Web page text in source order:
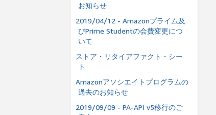
お知らせ
2019/04/12 - Amazonプライム及
びPrime Studentの会費変更につ
いて
ストア・リタイアファクト・シー
ト
Amazonアソシエイトプログラムの
過去のお知らせ
2019/09/09 - PA-API v5移行のご